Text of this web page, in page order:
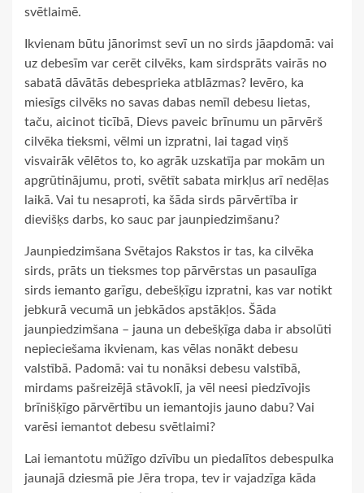
svētlaimē.
Ikvienam būtu jānorimst sevī un no sirds jāapdomā: vai
uz debesīm var cerēt cilvēks, kam sirdsprāts vairās no
sabatā dāvātās debesprieka atblāzmas? Ievēro, ka
miesīgs cilvēks no savas dabas nemīl debesu lietas,
taču, aicinot ticībā, Dievs paveic brīnumu un pārvērš
cilvēka tieksmi, vēlmi un izpratni, lai tagad viņš
visvairāk vēlētos to, ko agrāk uzskatīja par mokām un
apgrūtinājumu, proti, svētīt sabata mirkļus arī nedēļas
laikā. Vai tu nesaproti, ka šāda sirds pārvērtība ir
dievišķs darbs, ko sauc par jaunpiedzimšanu?
Jaunpiedzimšana Svētajos Rakstos ir tas, ka cilvēka
sirds, prāts un tieksmes top pārvērstas un pasaulīga
sirds iemanto garīgu, debešķīgu izpratni, kas var notikt
jebkurā vecumā un jebkādos apstākļos. Šāda
jaunpiedzimšana – jauna un debešķīga daba ir absolūti
nepieciešama ikvienam, kas vēlas nonākt debesu
valstībā. Padomā: vai tu nonāksi debesu valstībā,
mirdams pašreizējā stāvoklī, ja vēl neesi piedzīvojis
brīnišķīgo pārvērtību un iemantojis jauno dabu? Vai
varēsi iemantot debesu svētlaimi?
Lai iemantotu mūžīgo dzīvību un piedalītos debespulka
jaunajā dziesmā pie Jēra tropa, tev ir vajadzīga kāda